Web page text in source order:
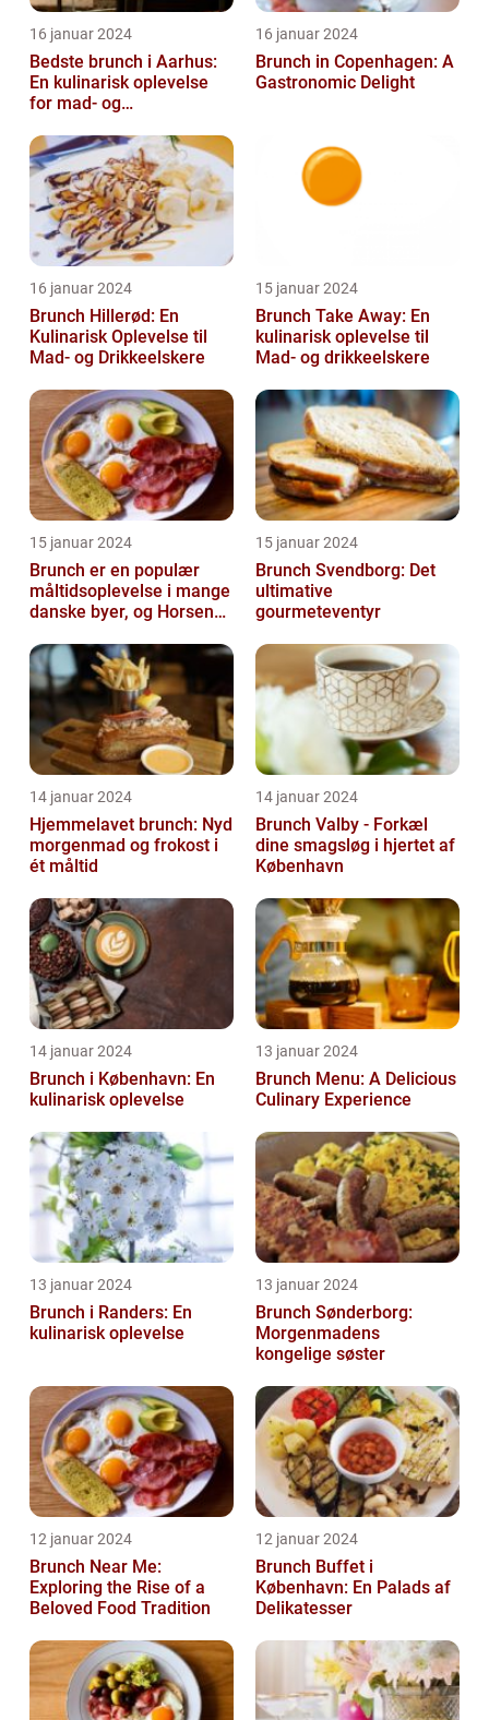
16 januar 2024
Bedste brunch i Aarhus:
En kulinarisk oplevelse
for mad- og
16 januar 2024
Brunch in Copenhagen: A
Gastronomic Delight
16 januar 2024
Brunch Hillerød: En
Kulinarisk Oplevelse til
Mad- og Drikkeelskere
15 januar 2024
Brunch Take Away: En
kulinarisk oplevelse til
Mad- og drikkeelskere
15 januar 2024
Brunch er en populær
måltidsoplevelse i mange
danske byer, og Horsens
15 januar 2024
Brunch Svendborg: Det
ultimative
gourmeteventyr
14 januar 2024
Hjemmelavet brunch: Nyd
morgenmad og frokost i
ét måltid
14 januar 2024
Brunch Valby - Forkæl
dine smagsløg i hjertet af
København
14 januar 2024
Brunch i København: En
kulinarisk oplevelse
13 januar 2024
Brunch Menu: A Delicious
Culinary Experience
13 januar 2024
Brunch i Randers: En
kulinarisk oplevelse
13 januar 2024
Brunch Sønderborg:
Morgenmadens
kongelige søster
12 januar 2024
Brunch Near Me:
Exploring the Rise of a
Beloved Food Tradition
12 januar 2024
Brunch Buffet i
København: En Palads af
Delikatesser